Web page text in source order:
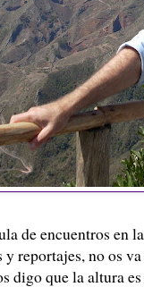
de encuentros en
reportajes, no os
digo que la altura